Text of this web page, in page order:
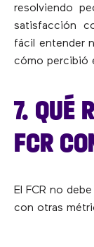
resolviendo
satisfacción
fácil entender
cómo percibió
7. QUÉ
FCR
El FCR no
con otras